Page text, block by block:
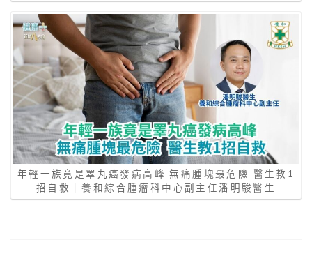
年輕一族竟是睪丸癌發病高峰 無痛腫塊最危險 醫生教1
招自救｜養和綜合腫瘤科中心副主任潘明駿醫生